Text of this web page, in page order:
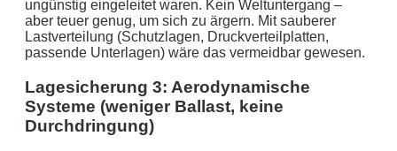
ungünstig eingeleitet waren. Kein Weltuntergang –
aber teuer genug, um sich zu ärgern. Mit sauberer
Lastverteilung (Schutzlagen, Druckverteilplatten,
passende Unterlagen) wäre das vermeidbar gewesen.
Lagesicherung 3: Aerodynamische
Systeme (weniger Ballast, keine
Durchdringung)